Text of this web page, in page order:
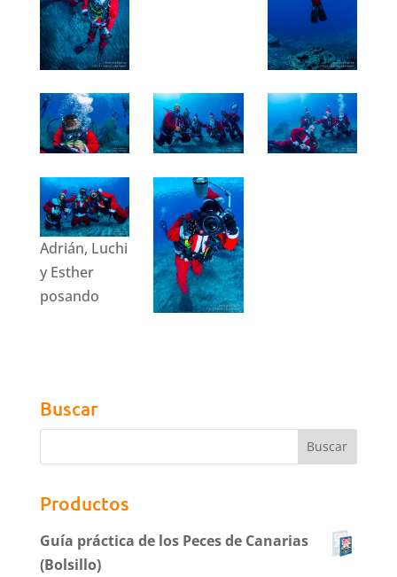
Adrián, Luchi
y Esther
posando
Buscar
Productos
Guía práctica de los Peces de Canarias
(Bolsillo)